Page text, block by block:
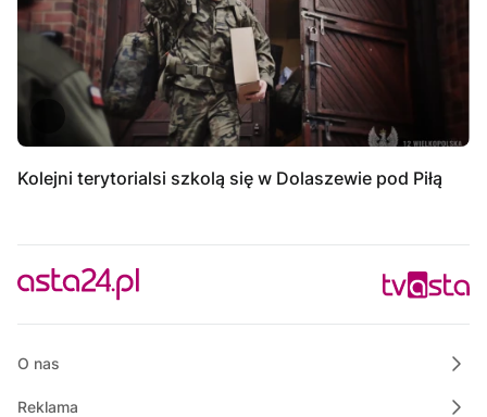
Kolejni terytorialsi szkolą się w Dolaszewie pod Piłą
O nas
Reklama